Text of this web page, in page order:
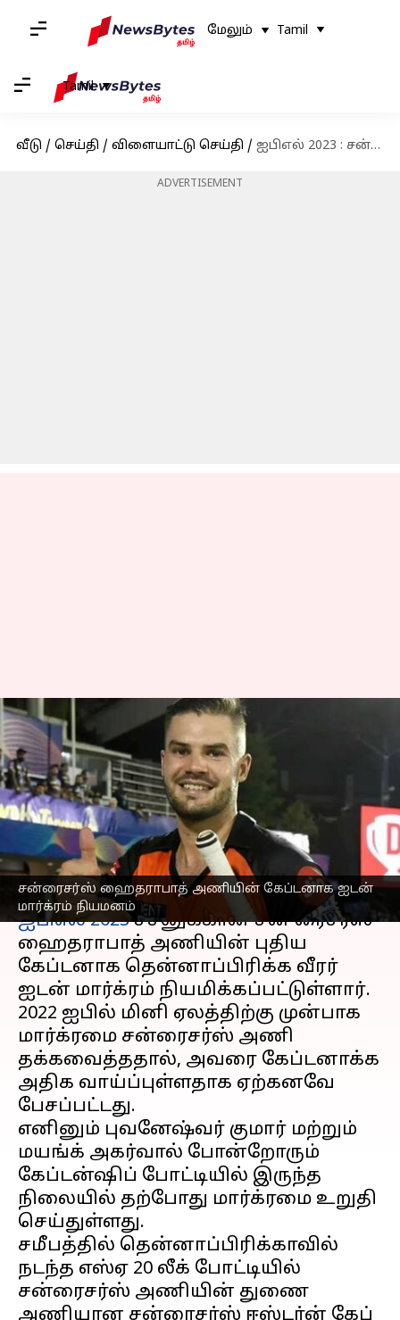
மேலும் Tamil
Tamil
வீடு / செய்தி / விளையாட்டு செய்தி / ஐபிஎல் 2023 : சன்ரைசர்ஸ் ஹைதராபாத் அணியின் கேப்டனாக ஐடன் மார்க்ரம் நியமனம்
ADVERTISEMENT
சன்ரைசர்ஸ் ஹைதராபாத் அணியின் கேப்டனாக ஐடன்
மார்க்ரம் நியமனம்
ஐபிஎல் 2023 : சன்ரைசர்ஸ்
ஹைதராபாத் அணியின்
கேப்டனாக ஐடன் மார்க்ரம்
நியமனம்
எழுதியவர் Sekar Chinnappan Feb 23, 2023 11:41 am
செய்தி முன்னோட்டம்
ஐபிஎல் 2023சீசனுக்கான சன் ரைசர்ஸ்
ஹைதராபாத் அணியின் புதிய
கேப்டனாக தென்னாப்பிரிக்க வீரர்
ஐடன் மார்க்ரம் நியமிக்கப்பட்டுள்ளார்.
2022 ஐபில் மினி ஏலத்திற்கு முன்பாக
மார்க்ரமை சன்ரைசர்ஸ் அணி
தக்கவைத்ததால், அவரை கேப்டனாக்க
அதிக வாய்ப்புள்ளதாக ஏற்கனவே
பேசப்பட்டது.
எனினும் புவனேஷ்வர் குமார் மற்றும்
மயங்க் அகர்வால் போன்றோரும்
கேப்டன்ஷிப் போட்டியில் இருந்த
நிலையில் தற்போது மார்க்ரமை உறுதி
செய்துள்ளது.
சமீபத்தில் தென்னாப்பிரிக்காவில்
நடந்த எஸ்ஏ 20 லீக் போட்டியில்
சன்ரைசர்ஸ் அணியின் துணை
அணியான சன்ரைசர்ஸ் ஈஸ்டர்ன் கேப்